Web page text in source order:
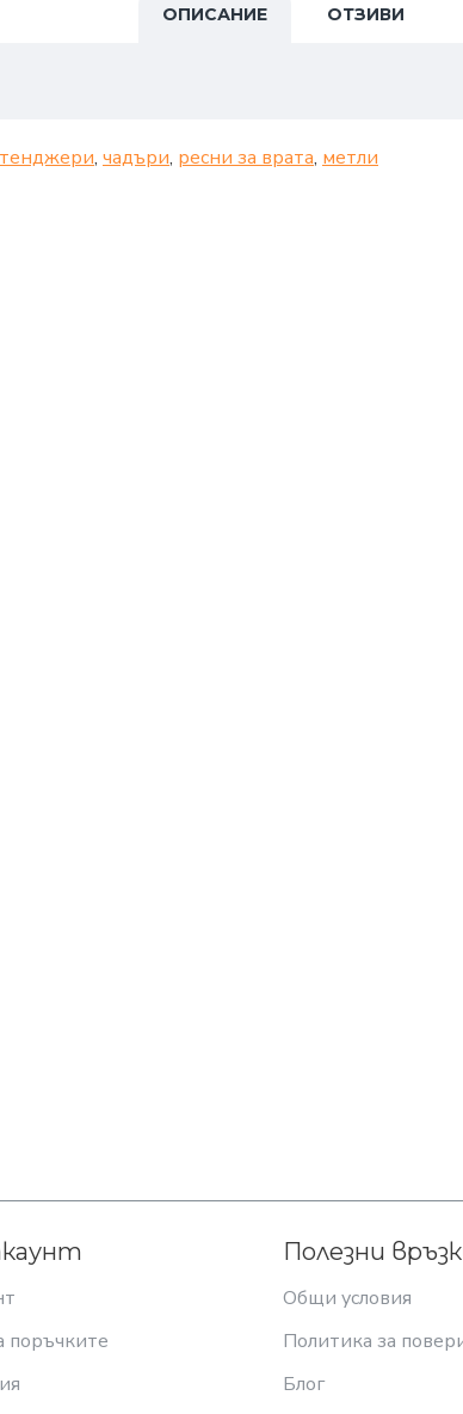
ОПИСАНИЕ ОТЗИВИ
тенджери, чадъри, ресни за врата, метли
поръчките
Полезни
Общи условия
Политика за
Блог